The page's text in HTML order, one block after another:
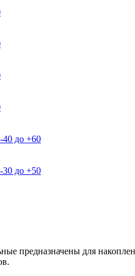
до +60
до +50
предназначены для